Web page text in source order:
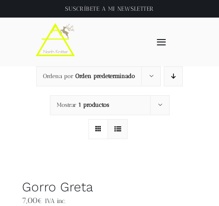
al
SUSCRÍBETE A MI NEWSLETTER
Toggle
Inicio
About
Tienda
Ordena por Orden predeterminado
Mostrar 1 productos
Gorro Greta
7,00€ IVA inc.